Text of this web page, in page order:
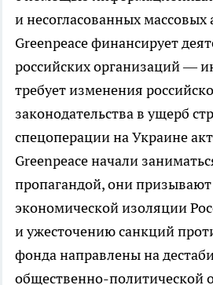
и несогласованных
Greenpeace финансирует
российских организаций —
требует изменения
законодательства в ущерб
спецоперации на Украине
Greenpeace начали
пропагандой, они
экономической изоляции
и ужесточению санкций
фонда направлены на
общественно-политической